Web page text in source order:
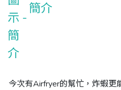
簡介
今次有Airfryer的幫忙，炸蝦更